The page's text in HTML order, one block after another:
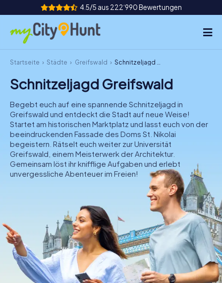
4.5/5 aus 222‘990 Bewertungen
So funktioniert's
Städte
Touren
Teamevent
Tickets
DE
IE
NL
Tickets buchen
Startseite Städte Greifswald Schnitzeljagd Greifswald
Schnitzeljagd Greifswald
Begebt euch auf eine spannende Schnitzeljagd in
Greifswald und entdeckt die Stadt auf neue Weise!
Startet am historischen Marktplatz und lasst euch von der
beeindruckenden Fassade des Doms St. Nikolai
begeistern. Rätselt euch weiter zur Universität
Greifswald, einem Meisterwerk der Architektur.
Gemeinsam löst ihr knifflige Aufgaben und erlebt
unvergessliche Abenteuer im Freien!